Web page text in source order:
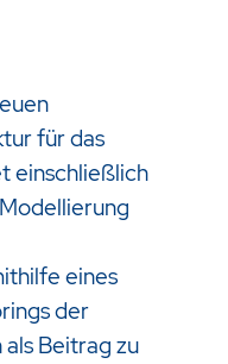
für das
einschließlich
eines
der
Beitrag zu